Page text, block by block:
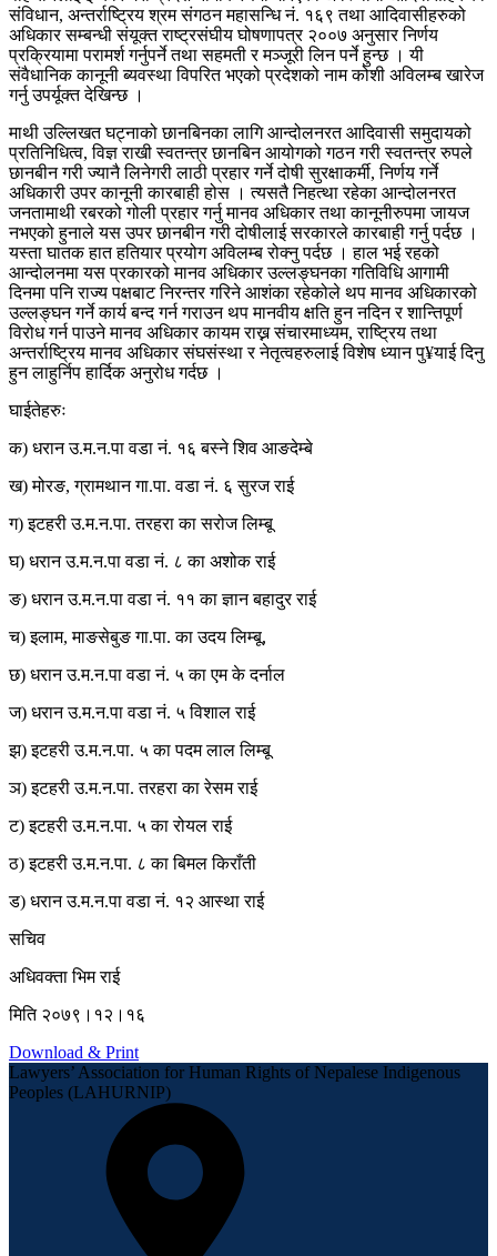
संविधान, अन्तर्राष्ट्रिय श्रम संगठन महासन्धि नं. १६९ तथा आदिवासीहरुको
अधिकार सम्बन्धी संयूक्त राष्ट्रसंघीय घोषणापत्र २००७ अनुसार निर्णय
प्रक्रियामा परामर्श गर्नुपर्ने तथा सहमती र मञ्जूरी लिन पर्ने हुन्छ । यी
संवैधानिक कानूनी ब्यवस्था विपरित भएको प्रदेशको नाम कोशी अविलम्ब खारेज
गर्नु उपर्यूक्त देखिन्छ ।
माथी उल्लिखत घट्नाको छानबिनका लागि आन्दोलनरत आदिवासी समुदायको
प्रतिनिधित्व, विज्ञ राखी स्वतन्त्र छानबिन आयोगको गठन गरी स्वतन्त्र रुपले
छानबीन गरी ज्यानै लिनेगरी लाठी प्रहार गर्ने दोषी सुरक्षाकर्मी, निर्णय गर्ने
अधिकारी उपर कानूनी कारबाही होस । त्यसतै निहत्था रहेका आन्दोलनरत
जनतामाथी रबरको गोली प्रहार गर्नु मानव अधिकार तथा कानूनीरुपमा जायज
नभएको हुनाले यस उपर छानबीन गरी दोषीलाई सरकारले कारबाही गर्नु पर्दछ ।
यस्ता घातक हात हतियार प्रयोग अविलम्ब रोक्नु पर्दछ । हाल भई रहको
आन्दोलनमा यस प्रकारको मानव अधिकार उल्लङ्घनका गतिविधि आगामी
दिनमा पनि राज्य पक्षबाट निरन्तर गरिने आशंका रहेकोले थप मानव अधिकारको
उल्लङ्घन गर्ने कार्य बन्द गर्न गराउन थप मानवीय क्षति हुन नदिन र शान्तिपूर्ण
विरोध गर्न पाउने मानव अधिकार कायम राख्न संचारमाध्यम, राष्ट्रिय तथा
अन्तर्राष्ट्रिय मानव अधिकार संघसंस्था र नेतृत्वहरुलाई विशेष ध्यान पु¥याई दिनु
हुन लाहुर्निप हार्दिक अनुरोध गर्दछ ।
घाईतेहरुः
क) धरान उ.म.न.पा वडा नं. १६ बस्ने शिव आङदेम्बे
ख) मोरङ, ग्रामथान गा.पा. वडा नं. ६ सुरज राई
ग) इटहरी उ.म.न.पा. तरहरा का सरोज लिम्बू
घ) धरान उ.म.न.पा वडा नं. ८ का अशोक राई
ङ) धरान उ.म.न.पा वडा नं. ११ का ज्ञान बहादुर राई
च) इलाम, माङसेबुङ गा.पा. का उदय लिम्बू,
छ) धरान उ.म.न.पा वडा नं. ५ का एम के दर्नाल
ज) धरान उ.म.न.पा वडा नं. ५ विशाल राई
झ) इटहरी उ.म.न.पा. ५ का पदम लाल लिम्बू
ञ) इटहरी उ.म.न.पा. तरहरा का रेसम राई
ट) इटहरी उ.म.न.पा. ५ का रोयल राई
ठ) इटहरी उ.म.न.पा. ८ का बिमल किराँती
ड) धरान उ.म.न.पा वडा नं. १२ आस्था राई
सचिव
अधिवक्ता भिम राई
मिति २०७९।१२।१६
Download & Print
Lawyers’ Association for Human Rights of Nepalese Indigenous
Peoples (LAHURNIP)